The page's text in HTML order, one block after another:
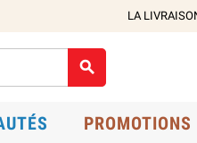
LA

PROMOTIONS